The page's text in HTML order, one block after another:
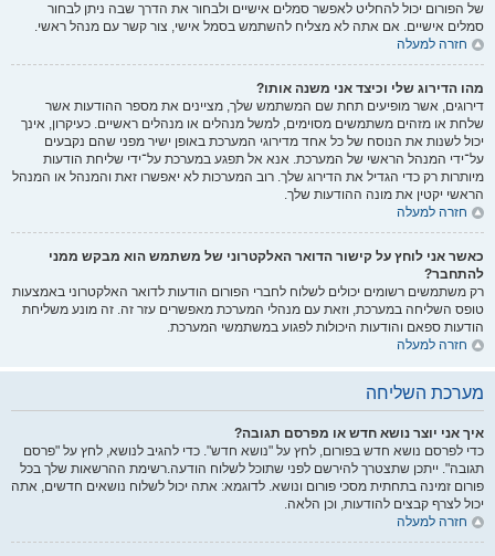
של הפורום יכול להחליט לאפשר סמלים אישיים ולבחור את הדרך שבה ניתן לבחור
סמלים אישיים. אם אתה לא מצליח להשתמש בסמל אישי, צור קשר עם מנהל ראשי.
חזרה למעלה
מהו הדירוג שלי וכיצד אני משנה אותו?
דירוגים, אשר מופיעים תחת שם המשתמש שלך, מציינים את מספר ההודעות אשר
שלחת או מזהים משתמשים מסוימים, למשל מנהלים או מנהלים ראשיים. כעיקרון, אינך
יכול לשנות את הנוסח של כל אחד מדירוגי המערכת באופן ישיר מפני שהם נקבעים
על־ידי המנהל הראשי של המערכת. אנא אל תפגע במערכת על־ידי שליחת הודעות
מיותרות רק כדי הגדיל את הדירוג שלך. רוב המערכות לא יאפשרו זאת והמנהל או המנהל
הראשי יקטין את מונה ההודעות שלך.
חזרה למעלה
כאשר אני לוחץ על קישור הדואר האלקטרוני של משתמש הוא מבקש ממני
להתחבר?
רק משתמשים רשומים יכולים לשלוח לחברי הפורום הודעות לדואר האלקטרוני באמצעות
טופס השליחה במערכת, וזאת עם מנהלי המערכת מאפשרים עזר זה. זה מונע משליחת
הודעות ספאם והודעות היכולות לפגוע במשתמשי המערכת.
חזרה למעלה
מערכת השליחה
איך אני יוצר נושא חדש או מפרסם תגובה?
כדי לפרסם נושא חדש בפורום, לחץ על "נושא חדש". כדי להגיב לנושא, לחץ על "פרסם
תגובה". ייתכן שתצטרך להירשם לפני שתוכל לשלוח הודעה.רשימת ההרשאות שלך בכל
פורום זמינה בתחתית מסכי פורום ונושא. לדוגמא: אתה יכול לשלוח נושאים חדשים, אתה
יכול לצרף קבצים להודעות, וכן הלאה.
חזרה למעלה